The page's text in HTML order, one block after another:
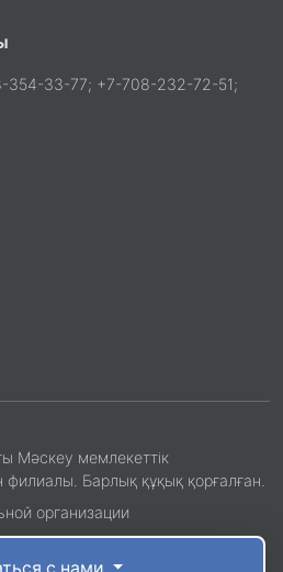
354-33-77; +7-708-232-72-51;
Мәскеу мемлекеттік
филиалы. Барлық құқық қорғалған.
организации